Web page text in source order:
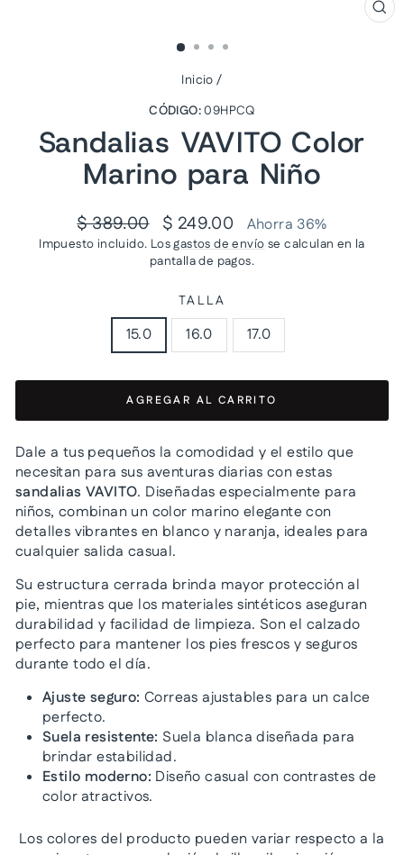
Inicio /
CÓDIGO:09HPCQ
Sandalias VAVITO Color
Marino para Niño
Precio
habitual
$ 389.00
Precio
de
oferta
$ 249.00 Ahorra 36%
Impuesto incluido. Losgastos de envío se calculan en la
pantalla de pagos.
TALLA
15.0 16.0 17.0
AGREGAR AL CARRITO
Dale a tus pequeños la comodidad y el estilo que
necesitan para sus aventuras diarias con estas
sandalias VAVITO. Diseñadas especialmente para
niños, combinan un color marino elegante con
detalles vibrantes en blanco y naranja, ideales para
cualquier salida casual.
Su estructura cerrada brinda mayor protección al
pie, mientras que los materiales sintéticos aseguran
durabilidad y facilidad de limpieza. Son el calzado
perfecto para mantener los pies frescos y seguros
durante todo el día.
Ajuste seguro: Correas ajustables para un calce
perfecto.
Suela resistente: Suela blanca diseñada para
brindar estabilidad.
Estilo moderno: Diseño casual con contrastes de
color atractivos.
Los colores del producto pueden variar respecto a la